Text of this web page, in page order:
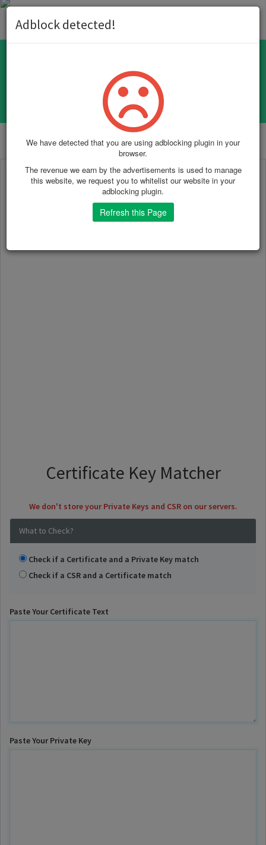
Certificate Key Matcher
Certificate Key Matcher
We don't store your Private Keys and CSR on our servers.
What to Check?
Check if a Certificate and a Private Key match
Check if a CSR and a Certificate match
Paste Your Certificate Text
Paste Your Private Key
Adblock detected!
We have detected that you are using adblocking plugin in your
browser.
The revenue we earn by the advertisements is used to manage
this website, we request you to whitelist our website in your
adblocking plugin.
Refresh this Page